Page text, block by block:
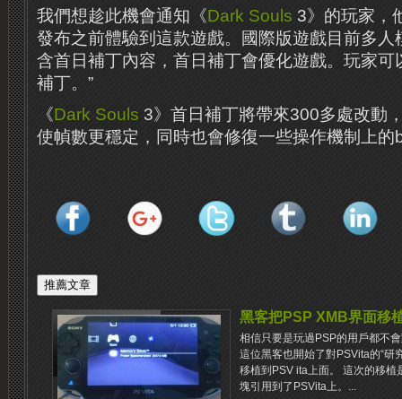
我們想趁此機會通知《Dark Souls 3》的玩家，
發布之前體驗到這款遊戲。國際版遊戲目前多人
含首日補丁內容，首日補丁會優化遊戲。玩家
補丁。”
《Dark Souls 3》首日補丁將帶來300多處改動
使幀數更穩定，同時也會修復一些操作機制上的
黑客把PSP XMB界面移
相信只要是玩過PSP的用戶都不
這位黑客也開始了對PSVita的“研
移植到PSV ita上面。 這次的移
塊引用到了PSVita上。...